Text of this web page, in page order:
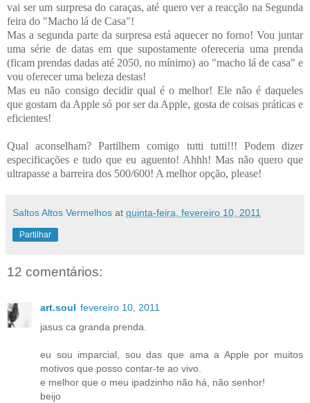
vai ser um surpresa do caraças, até quero ver a reacção na Segunda
feira do "Macho lá de Casa"!
Mas a segunda parte da surpresa está aquecer no forno! Vou juntar
uma série de datas em que supostamente ofereceria uma prenda
(ficam prendas dadas até 2050, no mínimo) ao "macho lá de casa" e
vou oferecer uma beleza destas!
Mas eu não consigo decidir qual é o melhor! Ele não é daqueles
que gostam da Apple só por ser da Apple, gosta de coisas práticas e
eficientes!
Qual aconselham? Partilhem comigo tutti tutti!!! Podem dizer
especificações e tudo que eu aguento! Ahhh! Mas não quero que
ultrapasse a barreira dos 500/600! A melhor opção, please!
Saltos Altos Vermelhos at quinta-feira, fevereiro 10, 2011
Partilhar
12 comentários:
art.soul fevereiro 10, 2011
jasus ca granda prenda.
eu sou imparcial, sou das que ama a Apple por muitos
motivos que posso contar-te ao vivo.
e melhor que o meu ipadzinho não há, não senhor!
beijo